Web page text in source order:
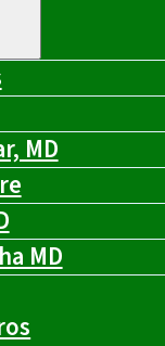
MD
MD